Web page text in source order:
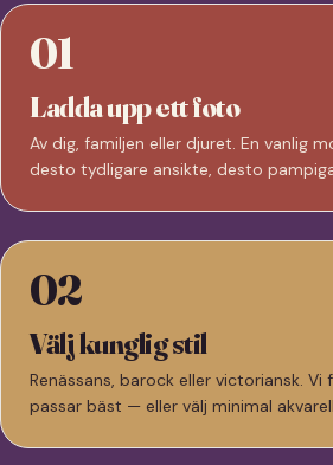
01
Ladda upp ett foto
Av dig, familjen eller djuret. En vanlig
desto tydligare ansikte, desto
02
Välj kunglig stil
Renässans, barock eller victoriansk.
passar bäst — eller välj minimal